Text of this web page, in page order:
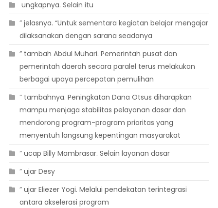
 ungkapnya. Selain itu
” jelasnya. “Untuk sementara kegiatan belajar mengajar
dilaksanakan dengan sarana seadanya
” tambah Abdul Muhari. Pemerintah pusat dan
pemerintah daerah secara paralel terus melakukan
berbagai upaya percepatan pemulihan
” tambahnya. Peningkatan Dana Otsus diharapkan
mampu menjaga stabilitas pelayanan dasar dan
mendorong program-program prioritas yang
menyentuh langsung kepentingan masyarakat
” ucap Billy Mambrasar. Selain layanan dasar
” ujar Desy
” ujar Eliezer Yogi. Melalui pendekatan terintegrasi
antara akselerasi program